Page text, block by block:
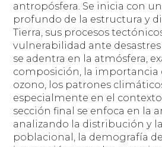
antropósfera. Se inicia con
profundo de la estructura y
Tierra, sus procesos
vulnerabilidad ante desastres
se adentra en la atmósfera,
composición, la importancia
ozono, los patrones
especialmente en el
sección final se enfoca en la
analizando la distribución y
poblacional, la demografía